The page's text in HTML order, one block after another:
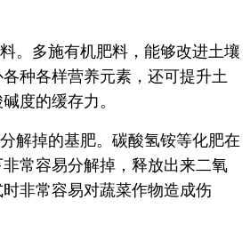
。多施有机肥料，能够改进土壤
种各样营养元素，还可提升土
度的缓存力。
解掉的基肥。碳酸氢铵等化肥在
常容易分解掉，释放出来二氧
非常容易对蔬菜作物造成伤